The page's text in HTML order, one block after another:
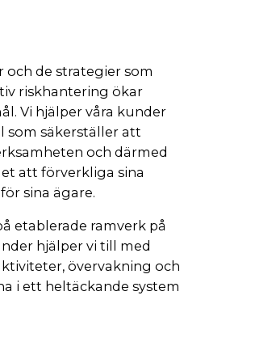
de strategier som
riskhantering ökar
Vi hjälper våra kunder
säkerställer att
och därmed
att förverkliga sina
sina ägare.
etablerade ramverk på
hjälper vi till med
övervakning och
i ett heltäckande system